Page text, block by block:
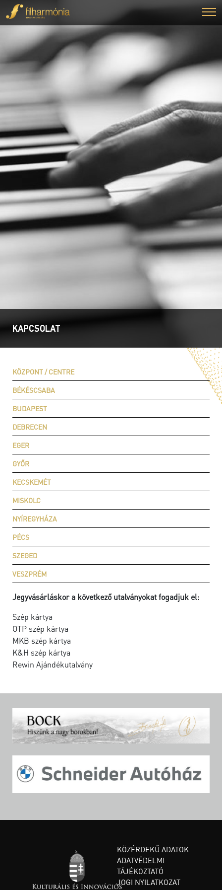
KAPCSOLAT
KÖZPONT / CENTRE
BÉKÉSCSABA
BUDAPEST
DEBRECEN
EGER
GYŐR
KECSKEMÉT
MISKOLC
NYÍREGYHÁZA
PÉCS
SZEGED
VESZPRÉM
Jegyvásárláskor a következő utalványokat fogadjuk el:
Szép kártya
OTP szép kártya
MKB szép kártya
K&H szép kártya
Rewin Ajándékutalvány
KÖZÉRDEKŰ ADATOK
ADATVÉDELMI
TÁJÉKOZTATÓ
JOGI NYILATKOZAT